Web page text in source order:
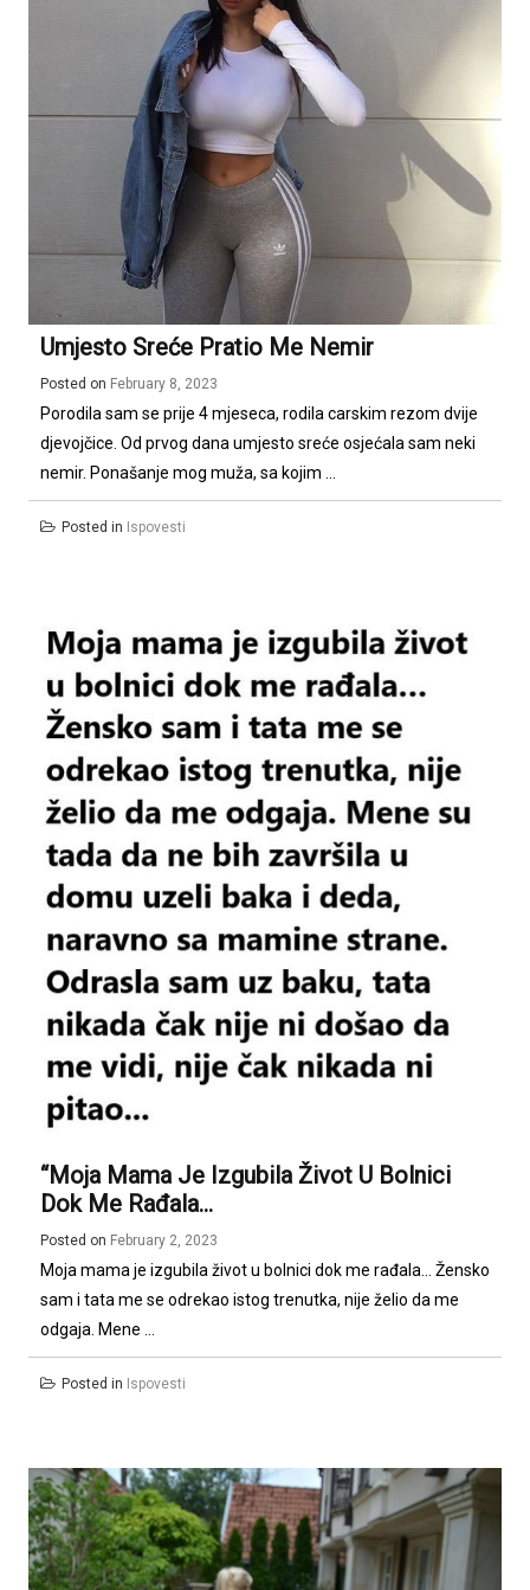
Umjesto Sreće Pratio Me Nemir
Posted on February 8, 2023
Porodila sam se prije 4 mjeseca, rodila carskim rezom dvije
djevojčice. Od prvog dana umjesto sreće osjećala sam neki
nemir. Ponašanje mog muža, sa kojim ...
Posted in Ispovesti
“Moja Mama Je Izgubila Život U Bolnici
Dok Me Rađala…
Posted on February 2, 2023
Moja mama je izgubila život u bolnici dok me rađala… Žensko
sam i tata me se odrekao istog trenutka, nije želio da me
odgaja. Mene ...
Posted in Ispovesti